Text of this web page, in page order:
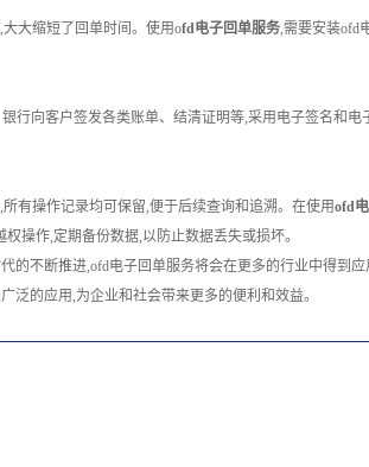
大缩短了回单时间。使用ofd电子回单服务,需要安装ofd
行向客户签发各类账单、结清证明等,采用电子签名和
有操作记录均可保留,便于后续查询和追溯。在使用ofd
操作,定期备份数据,以防止数据丢失或损坏。
不断推进,ofd电子回单服务将会在更多的行业中得到
泛的应用,为企业和社会带来更多的便利和效益。‍